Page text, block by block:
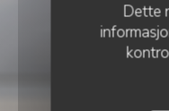
Dette